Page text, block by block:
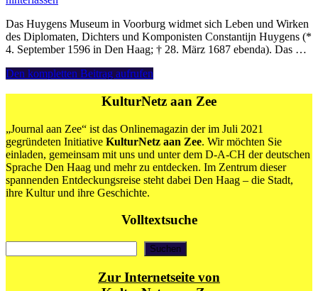
Das Huygens Museum in Voorburg widmet sich Leben und Wirken
des Diplomaten, Dichters und Komponisten Constantijn Huygens (*
4. September 1596 in Den Haag; † 28. März 1687 ebenda). Das …
Huygens
Den kompletten Beitrag aufrufen
KulturNetz aan Zee
„Journal aan Zee“ ist das Onlinemagazin der im Juli 2021
gegründeten Initiative KulturNetz aan Zee. Wir möchten Sie
einladen, gemeinsam mit uns und unter dem D-A-CH der deutschen
Sprache Den Haag und mehr zu entdecken. Im Zentrum dieser
spannenden Entdeckungsreise steht dabei Den Haag – die Stadt,
ihre Kultur und ihre Geschichte.
Volltextsuche
Suchen
Zur Internetseite von